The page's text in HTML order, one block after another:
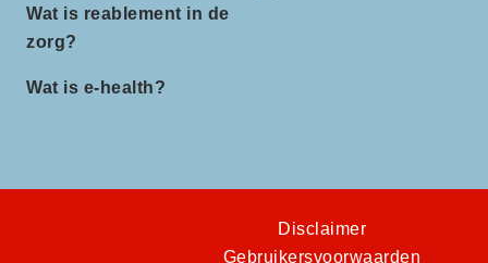
Wat is reablement in de
zorg?
Wat is e-health?
Disclaimer
Gebruikersvoorwaarden